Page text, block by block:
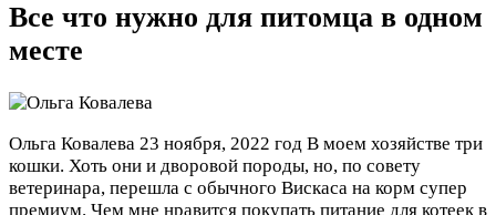
Все что нужно для питомца в одном
месте
Ольга Ковалева 23 ноября, 2022 год В моем хозяйстве три
кошки. Хоть они и дворовой породы, но, по совету
ветеринара, перешла с обычного Вискаса на корм супер
премиум. Чем мне нравится покупать питание для котеек в